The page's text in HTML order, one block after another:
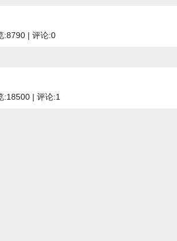
:8790 | 评论:0
:18500 | 评论:1